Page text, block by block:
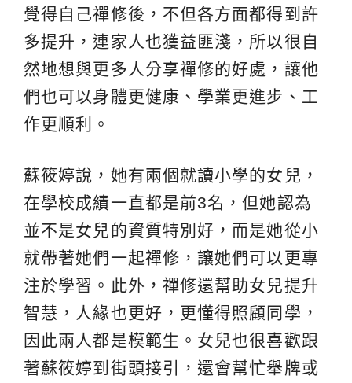
覺得自己禪修後，不但各方面都得到許
多提升，連家人也獲益匪淺，所以很自
然地想與更多人分享禪修的好處，讓他
們也可以身體更健康、學業更進步、工
作更順利。
蘇筱婷說，她有兩個就讀小學的女兒，
在學校成績一直都是前3名，但她認為
並不是女兒的資質特別好，而是她從小
就帶著她們一起禪修，讓她們可以更專
注於學習。此外，禪修還幫助女兒提升
智慧，人緣也更好，更懂得照顧同學，
因此兩人都是模範生。女兒也很喜歡跟
著蘇筱婷到街頭接引，還會幫忙舉牌或